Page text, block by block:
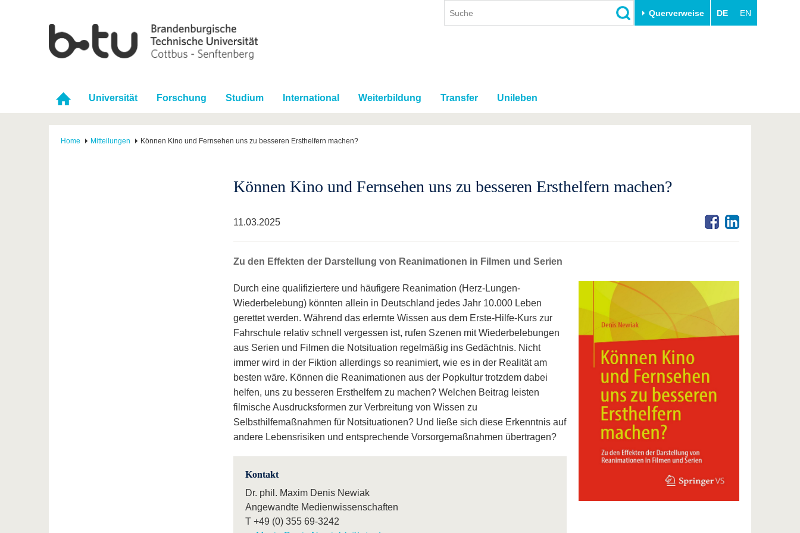
Querverweise DE EN
Universität Forschung Studium International Weiterbildung Transfer Unileben
Home Mitteilungen Können Kino und Fernsehen uns zu besseren Ersthelfern machen?
Können Kino und Fernsehen uns zu besseren Ersthelfern machen?
11.03.2025
Zu den Effekten der Darstellung von Reanimationen in Filmen und Serien
Durch eine qualifiziertere und häufigere Reanimation (Herz-Lungen-
Wiederbelebung) könnten allein in Deutschland jedes Jahr 10.000 Leben
gerettet werden. Während das erlernte Wissen aus dem Erste-Hilfe-Kurs zur
Fahrschule relativ schnell vergessen ist, rufen Szenen mit Wiederbelebungen
aus Serien und Filmen die Notsituation regelmäßig ins Gedächtnis. Nicht
immer wird in der Fiktion allerdings so reanimiert, wie es in der Realität am
besten wäre. Können die Reanimationen aus der Popkultur trotzdem dabei
helfen, uns zu besseren Ersthelfern zu machen? Welchen Beitrag leisten
filmische Ausdrucksformen zur Verbreitung von Wissen zu
Selbsthilfemaßnahmen für Notsituationen? Und ließe sich diese Erkenntnis auf
andere Lebensrisiken und entsprechende Vorsorgemaßnahmen übertragen?
Kontakt
Dr. phil. Maxim Denis Newiak
Angewandte Medienwissenschaften
T +49 (0) 355 69-3242